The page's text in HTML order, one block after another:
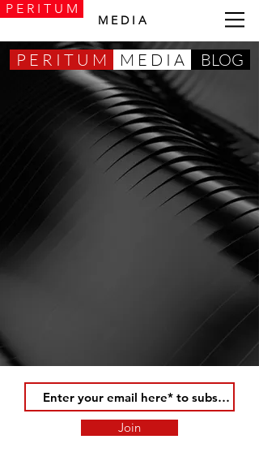
P E R I T U M
M E D I A
P E R I T U M M E D I A BLOG
Join